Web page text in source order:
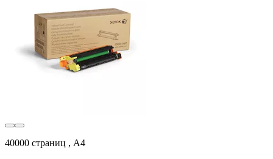
40000 страниц , А4